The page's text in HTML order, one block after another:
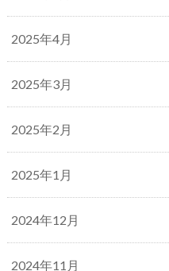
2025年4月
2025年3月
2025年2月
2025年1月
2024年12月
2024年11月